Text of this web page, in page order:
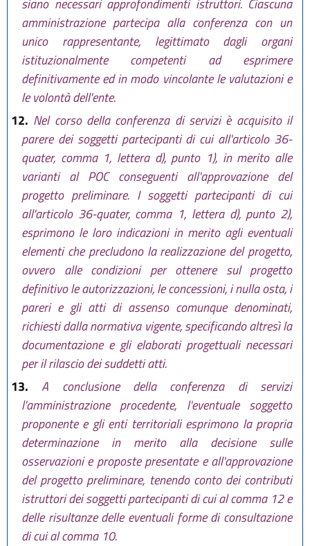
siano necessari approfondimenti istruttori. Ciascuna
amministrazione partecipa alla conferenza con un
unico rappresentante, legittimato dagli organi
istituzionalmente competenti ad esprimere
definitivamente ed in modo vincolante le valutazioni e
le volontà dell'ente.
12. Nel corso della conferenza di servizi è acquisito il
parere dei soggetti partecipanti di cui all'articolo 36-
quater, comma 1, lettera d), punto 1), in merito alle
varianti al POC conseguenti all'approvazione del
progetto preliminare. I soggetti partecipanti di cui
all'articolo 36-quater, comma 1, lettera d), punto 2),
esprimono le loro indicazioni in merito agli eventuali
elementi che precludono la realizzazione del progetto,
ovvero alle condizioni per ottenere sul progetto
definitivo le autorizzazioni, le concessioni, i nulla osta, i
pareri e gli atti di assenso comunque denominati,
richiesti dalla normativa vigente, specificando altresì la
documentazione e gli elaborati progettuali necessari
per il rilascio dei suddetti atti.
13.
A conclusione della conferenza di servizi
l'amministrazione procedente, l'eventuale soggetto
proponente e gli enti territoriali esprimono la propria
determinazione in merito alla decisione sulle
osservazioni e proposte presentate e all'approvazione
del progetto preliminare, tenendo conto dei contributi
istruttori dei soggetti partecipanti di cui al comma 12 e
delle risultanze delle eventuali forme di consultazione
di cui al comma 10.